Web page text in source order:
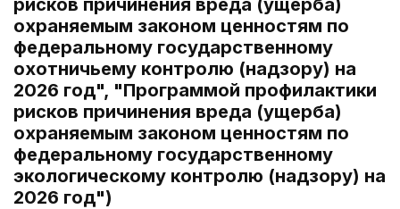
рисков причинения вреда (ущерба)
охраняемым законом ценностям по
федеральному государственному
охотничьему контролю (надзору) на
2026 год", "Программой профилактики
рисков причинения вреда (ущерба)
охраняемым законом ценностям по
федеральному государственному
экологическому контролю (надзору) на
2026 год")